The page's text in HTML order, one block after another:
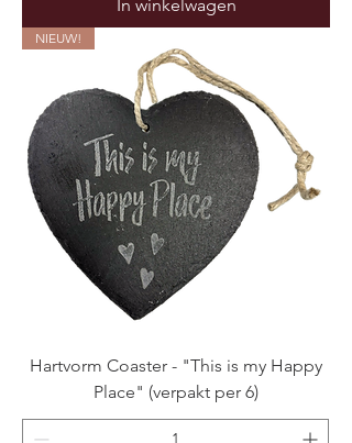
In winkelwagen
NIEUW!
Hartvorm Coaster - "This is my Happy
Place" (verpakt per 6)